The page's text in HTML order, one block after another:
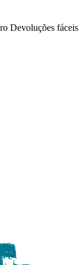
Devoluções fáceis